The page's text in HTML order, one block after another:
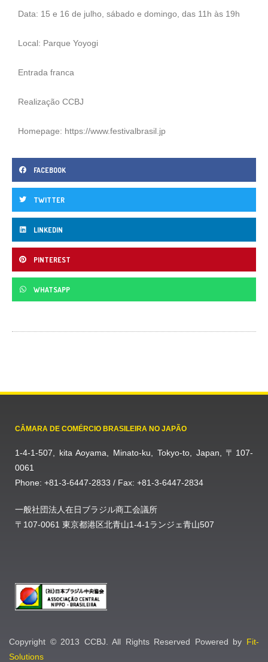
Data: 15 e 16 de julho, sábado e domingo, das 11h às 19h
Local: Parque Yoyogi
Entrada franca
Realização CCBJ
Homepage: https://www.festivalbrasil.jp
FACEBOOK
TWITTER
LINKEDIN
PINTEREST
WHATSAPP
CÂMARA DE COMÉRCIO BRASILEIRA NO JAPÃO
1-4-1-507, kita Aoyama, Minato-ku, Tokyo-to, Japan, 〒107-
0061
Phone: +81-3-6447-2833 / Fax: +81-3-6447-2834
一般社団法人在日ブラジル商工会議所
〒107-0061 東京都港区北青山1-4-1ランジェ青山507
Copyright © 2013 CCBJ. All Rights Reserved Powered by Fit-
Solutions